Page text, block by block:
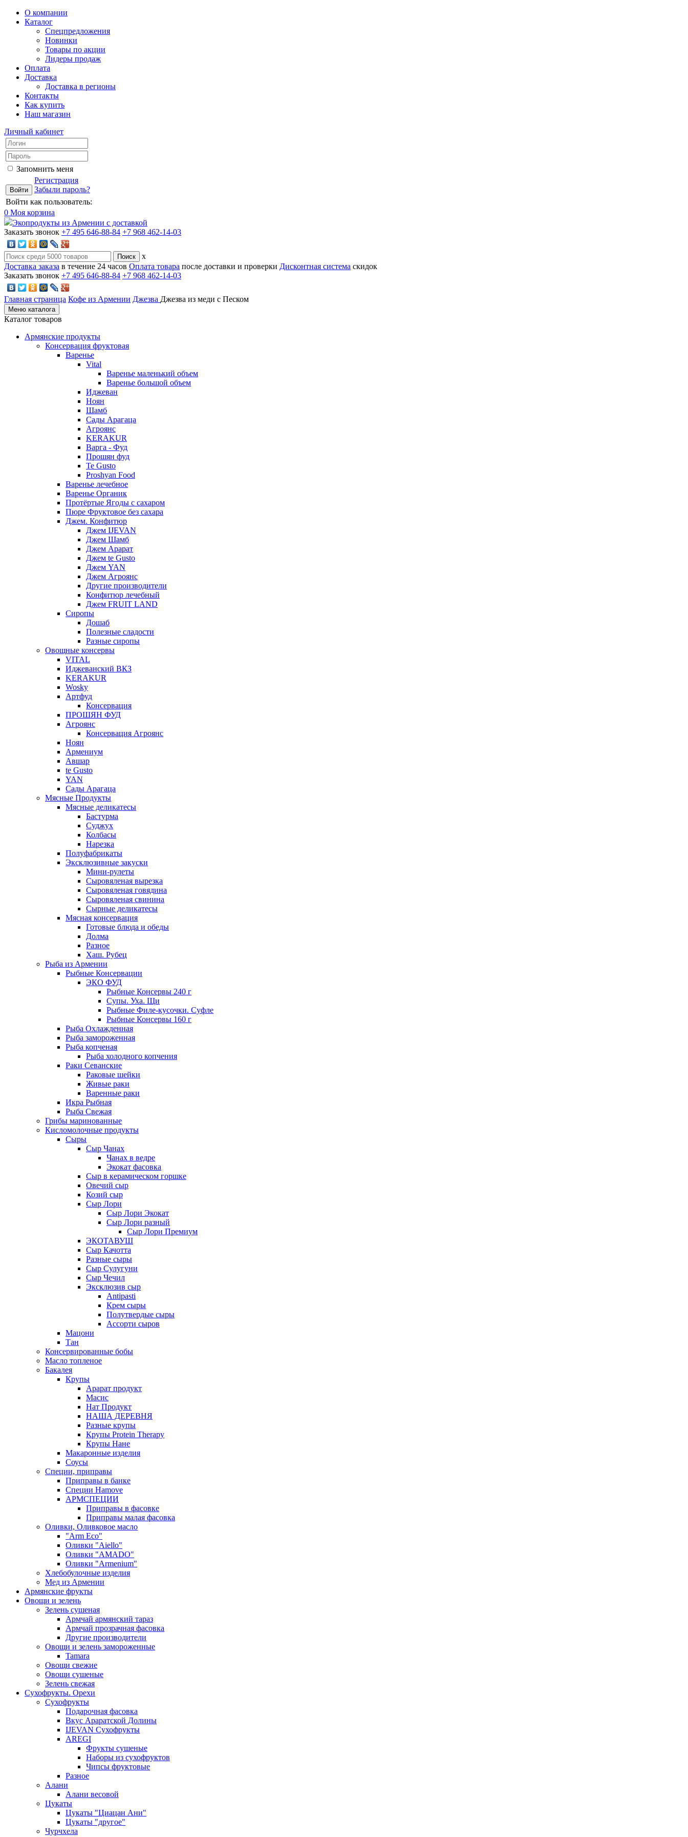
О компании
Каталог
Спецпредложения
Новинки
Товары по акции
Лидеры продаж
Оплата
Доставка
Доставка в регионы
Контакты
Как купить
Наш магазин
Личный кабинет
Запомнить меня
Регистрация
Забыли пароль?
Войти как пользователь:
0 Моя корзина
Экопродукты из Армении с доставкой
Заказать звонок +7 495 646-88-84 +7 968 462-14-03
x
Доставка заказа в течение 24 часов Оплата товара после доставки и проверки Дисконтная система скидок
Заказать звонок +7 495 646-88-84 +7 968 462-14-03
Главная страница Кофе из Армении Джезва Джезва из меди с Песком
Меню каталога
Каталог товаров
Армянские продукты
Консервация фруктовая
Варенье
Vital
Варенье маленький объем
Варенье большой объем
Иджеван
Ноян
Шамб
Сады Арагаца
Агроянс
KERAKUR
Варга - Фуд
Прошян фуд
Te Gusto
Proshyan Food
Варенье лечебное
Варенье Органик
Протёртые Ягоды с сахаром
Пюре Фруктовое без сахара
Джем. Конфитюр
Джем IJEVAN
Джем Шамб
Джем Арарат
Джем te Gusto
Джем YAN
Джем Агроянс
Другие производители
Конфитюр лечебный
Джем FRUIT LAND
Сиропы
Дошаб
Полезные сладости
Разные сиропы
Овощные консервы
VITAL
Иджеванский ВКЗ
KERAKUR
Wosky
Артфуд
Консервация
ПРОШЯН ФУД
Агроянс
Консервация Агроянс
Ноян
Армениум
Авшар
te Gusto
YAN
Сады Арагаца
Мясные Продукты
Мясные деликатесы
Бастурма
Суджух
Колбасы
Нарезка
Полуфабрикаты
Эксклюзивные закуски
Мини-рулеты
Сыровяленая вырезка
Сыровяленая говядина
Сыровяленая свинина
Сырные деликатесы
Мясная консервация
Готовые блюда и обеды
Долма
Разное
Хаш. Рубец
Рыба из Армении
Рыбные Консервации
ЭКО ФУД
Рыбные Консервы 240 г
Супы. Уха. Щи
Рыбные Филе-кусочки. Суфле
Рыбные Консервы 160 г
Рыба Охлажденная
Рыба замороженная
Рыба копченая
Рыба холодного копчения
Раки Севанские
Раковые шейки
Живые раки
Варенные раки
Икра Рыбная
Рыба Свежая
Грибы маринованные
Кисломолочные продукты
Сыры
Сыр Чанах
Чанах в ведре
Экокат фасовка
Сыр в керамическом горшке
Овечий сыр
Козий сыр
Сыр Лори
Сыр Лори Экокат
Сыр Лори разный
Сыр Лори Премиум
ЭКОТАВУШ
Сыр Качотта
Разные сыры
Сыр Сулугуни
Сыр Чечил
Эксклюзив сыр
Antipasti
Крем сыры
Полутвердые сыры
Ассорти сыров
Мацони
Тан
Консервированные бобы
Масло топленое
Бакалея
Крупы
Арарат продукт
Масис
Нат Продукт
НАША ДЕРЕВНЯ
Разные крупы
Крупы Protein Therapy
Крупы Нане
Макаронные изделия
Соусы
Специи, приправы
Приправы в банке
Специи Hamove
АРМСПЕЦИИ
Приправы в фасовке
Приправы малая фасовка
Оливки, Оливковое масло
"Arm Eco"
Оливки "Aiello"
Оливки "AMADO"
Оливки "Armenium"
Хлебобулочные изделия
Мед из Армении
Армянские фрукты
Овощи и зелень
Зелень сушеная
Армчай армянский тараз
Армчай прозрачная фасовка
Другие производители
Овощи и зелень замороженные
Tamara
Овощи свежие
Овощи сушеные
Зелень свежая
Сухофрукты. Орехи
Сухофрукты
Подарочная фасовка
Вкус Араратской Долины
IJEVAN Сухофрукты
AREGI
Фрукты сушеные
Наборы из сухофруктов
Чипсы фруктовые
Разное
Алани
Алани весовой
Цукаты
Цукаты "Циацан Ани"
Цукаты "другое"
Чурчхела